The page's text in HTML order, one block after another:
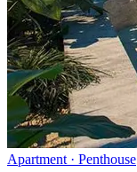
Apartment · Penthouse